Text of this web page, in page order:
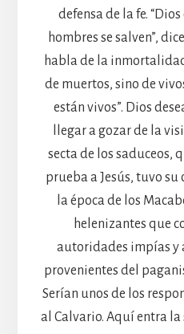
defensa de la fe.
hombres se salven”,
habla de la
de muertos, sino de
están vivos”. Dios
llegar a gozar de la
secta de los saduceos,
prueba a Jesús, tuvo
la época de los
helenizantes que
autoridades impías y
provenientes del
Serían unos de los
al Calvario. Aquí entra